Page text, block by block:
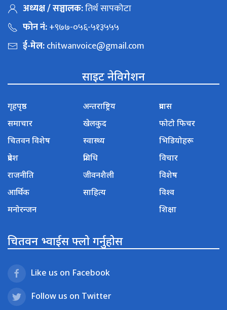
अध्यक्ष / सञ्चालक:तिर्थ सापकोटा
फोन नं:+९७७-०५६-५१३५५५
ई-मेल:chitwanvoice@gmail.com
साइट नेविगेशन
गृहपृष्ठ
समाचार
चितवन विशेष
प्रदेश
राजनीति
आर्थिक
मनोरन्जन
अन्तराष्ट्रिय
खेलकुद
स्वास्थ्य
प्रविधि
जीवनशैली
साहित्य
प्रवास
फोटो फिचर
भिडियोहरू
विचार
विशेष
विश्व
शिक्षा
चितवन भ्वाईस फ्लो गर्नुहोस
Like us on Facebook
Follow us on Twitter